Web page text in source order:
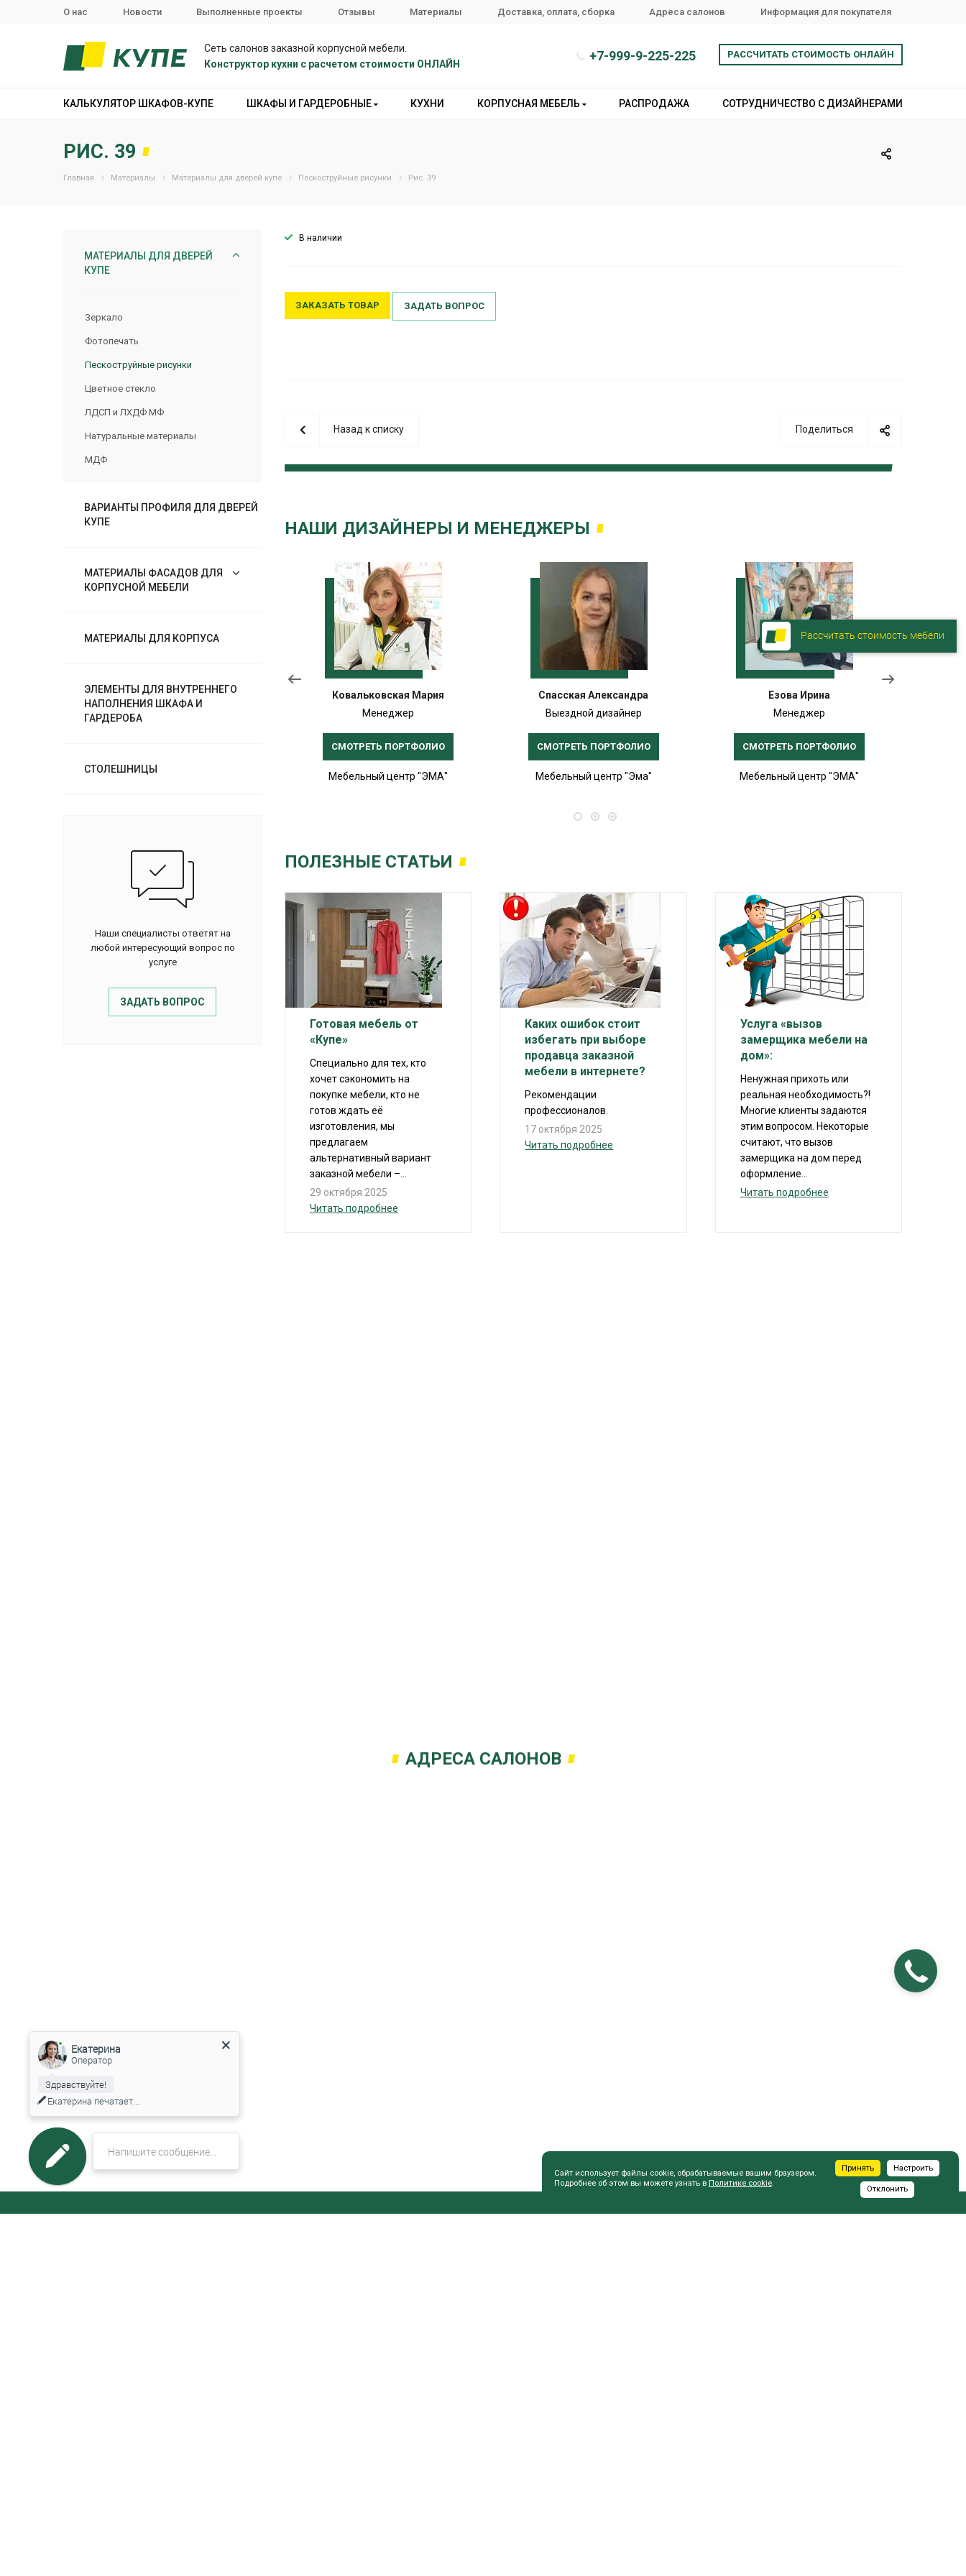
О нас Новости Выполненные проекты Отзывы Материалы Доставка, оплата, сборка Адреса салонов Информация для покупателя
Сеть салонов заказной корпусной мебели.
Конструктор кухни с расчетом стоимости ОНЛАЙН
+7-999-9-225-225 РАССЧИТАТЬ СТОИМОСТЬ ОНЛАЙН
КАЛЬКУЛЯТОР ШКАФОВ-КУПЕ ШКАФЫ И ГАРДЕРОБНЫЕ КУХНИ КОРПУСНАЯ МЕБЕЛЬ РАСПРОДАЖА СОТРУДНИЧЕСТВО С ДИЗАЙНЕРАМИ
РИС. 39
Главная Материалы Материалы для дверей купе Пескоструйные рисунки Рис. 39
МАТЕРИАЛЫ ДЛЯ ДВЕРЕЙ
КУПЕ
Зеркало
Фотопечать
Пескоструйные рисунки
Цветное стекло
ЛДСП и ЛХДФ МФ
Натуральные материалы
МДФ
ВАРИАНТЫ ПРОФИЛЯ ДЛЯ ДВЕРЕЙ
КУПЕ
МАТЕРИАЛЫ ФАСАДОВ ДЛЯ
КОРПУСНОЙ МЕБЕЛИ
МАТЕРИАЛЫ ДЛЯ КОРПУСА
ЭЛЕМЕНТЫ ДЛЯ ВНУТРЕННЕГО
НАПОЛНЕНИЯ ШКАФА И
ГАРДЕРОБА
СТОЛЕШНИЦЫ
Наши специалисты ответят на
любой интересующий вопрос по
услуге
ЗАДАТЬ ВОПРОС
В наличии
ЗАКАЗАТЬ ТОВАР ЗАДАТЬ ВОПРОС
Поделиться
Назад к списку
НАШИ ДИЗАЙНЕРЫ И МЕНЕДЖЕРЫ
Ковальковская Мария
Менеджер
СМОТРЕТЬ ПОРТФОЛИО
Мебельный центр "ЭМА"
Спасская Александра
Выездной дизайнер
СМОТРЕТЬ ПОРТФОЛИО
Мебельный центр "Эма"
Езова Ирина
Менеджер
СМОТРЕТЬ ПОРТФОЛИО
Мебельный центр "ЭМА"
ПОЛЕЗНЫЕ СТАТЬИ
Готовая мебель от
«Купе»
Специально для тех, кто
хочет сэкономить на
покупке мебели, кто не
готов ждать её
изготовления, мы
предлагаем
альтернативный вариант
заказной мебели –...
29 октября 2025
Читать подробнее
Каких ошибок стоит
избегать при выборе
продавца заказной
мебели в интернете?
Рекомендации
профессионалов.
17 октября 2025
Читать подробнее
Услуга «вызов
замерщика мебели на
дом»:
Ненужная прихоть или
реальная необходимость?!
Многие клиенты задаются
этим вопросом. Некоторые
считают, что вызов
замерщика на дом перед
оформление...
Читать подробнее
АДРЕСА САЛОНОВ
Сайт использует файлы cookie, обрабатываемые вашим браузером.
Подробнее об этом вы можете узнать в Политике cookie.
Принять Настроить
Отклонить
Рассчитать стоимость мебели
Екатерина
Оператор
Здравствуйте!
Екатерина печатает...